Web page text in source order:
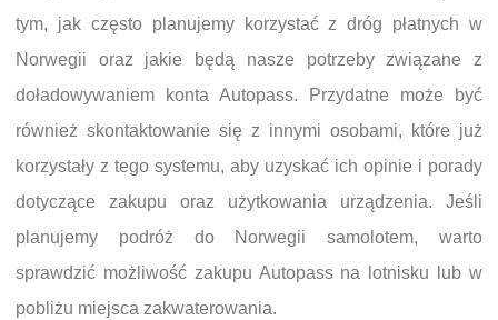
tym, jak często planujemy korzystać z dróg płatnych w
Norwegii oraz jakie będą nasze potrzeby związane z
doładowywaniem konta Autopass. Przydatne może być
również skontaktowanie się z innymi osobami, które już
korzystały z tego systemu, aby uzyskać ich opinie i porady
dotyczące zakupu oraz użytkowania urządzenia. Jeśli
planujemy podróż do Norwegii samolotem, warto
sprawdzić możliwość zakupu Autopass na lotnisku lub w
pobliżu miejsca zakwaterowania.